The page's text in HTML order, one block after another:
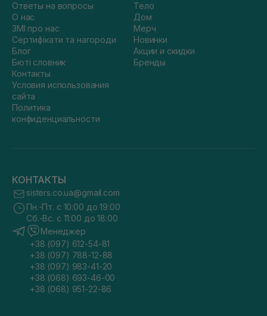
Ответы на вопросы
О нас
ЗМІ про нас
Сертифікати та нагороди
Блог
Бюті словник
Контакты
Условия использования
сайта
Политика
конфиденциальности
Тело
Дом
Мерч
Новинки
Акции и скидки
Бренды
КОНТАКТЫ
sisters.co.ua@gmail.com
Пн.-Пт. с 10:00 до 19:00
Сб.-Вс. с 11:00 до 18:00
Менеджер
+38 (097) 612-54-81
+38 (097) 788-12-88
+38 (097) 983-41-20
+38 (068) 693-46-00
+38 (068) 951-22-86